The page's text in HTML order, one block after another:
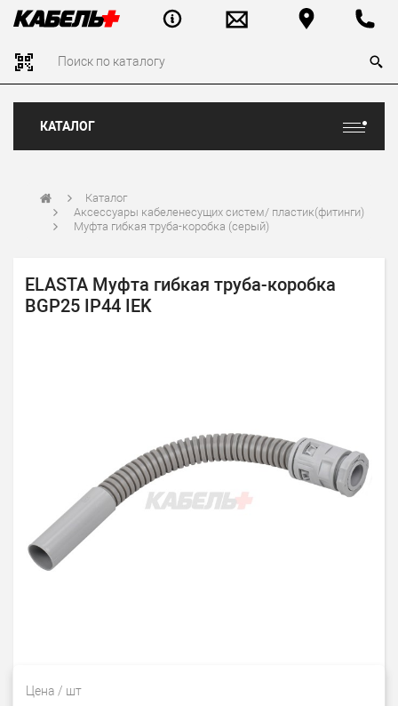
КАТАЛОГ
Каталог
Аксессуары кабеленесущих систем/ пластик(фитинги)
Муфта гибкая труба-коробка (серый)
ELASTA Муфта гибкая труба-коробка
BGP25 IP44 IEK
Цена / шт